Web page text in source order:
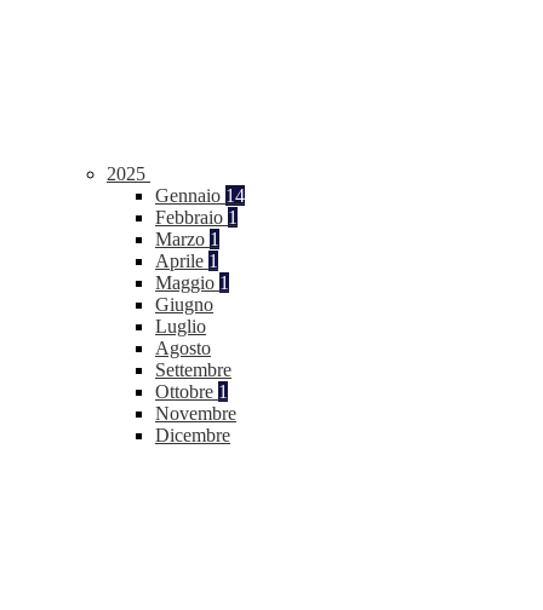
2025
Gennaio 14
Febbraio 1
Marzo 1
Aprile 1
Maggio 1
Giugno
Luglio
Agosto
Settembre
Ottobre 1
Novembre
Dicembre